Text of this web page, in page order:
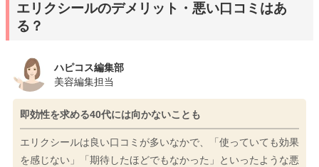
エリクシールのデメリット・悪い口コミはあ
る？
ハピコス編集部
美容編集担当
即効性を求める40代には向かないことも
エリクシールは良い口コミが多いなかで、「使っていても効果
を感じない」「期待したほどでもなかった」といったような悪